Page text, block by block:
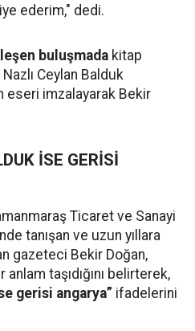
ederim," dedi.
buluşmada kitap
Ceylan Balduk
eseri imzalayarak Bekir
İSE GERİSİ
Ticaret ve Sanayi
tanışan ve uzun yıllara
gazeteci Bekir Doğan,
taşıdığını belirterek,
gerisi angarya” ifadelerini